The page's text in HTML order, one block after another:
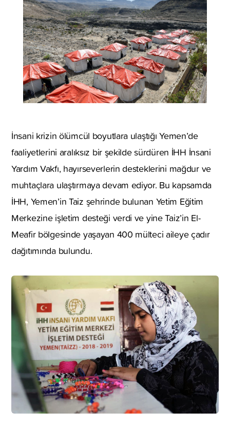
İnsani krizin ölümcül boyutlara ulaştığı Yemen’de
faaliyetlerini aralıksız bir şekilde sürdüren İHH İnsani
Yardım Vakfı, hayırseverlerin desteklerini mağdur ve
muhtaçlara ulaştırmaya devam ediyor. Bu kapsamda
İHH, Yemen’in Taiz şehrinde bulunan Yetim Eğitim
Merkezine işletim desteği verdi ve yine Taiz’in El-
Meafir bölgesinde yaşayan 400 mülteci aileye çadır
dağıtımında bulundu.